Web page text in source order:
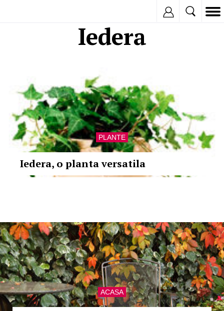
Iedera
PLANTE
Iedera, o planta versatila
ACASA